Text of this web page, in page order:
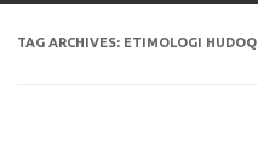
TAG ARCHIVES: ETIMOLOGI HUDOQ